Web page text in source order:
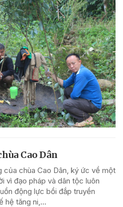
Cao Dân
của chùa Cao Dân, ký ức về một
vì đạo pháp và dân tộc luôn
động lực bồi đắp truyền
hệ tăng ni,...